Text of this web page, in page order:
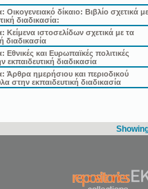
δίκαιο: Βιβλίο σχετικά με
διαδικασία:
ιστοσελίδων σχετικά με τα
διαδικασία
και Ευρωπαϊκές πολιτικές
εκπαιδευτική διαδικασία
Άρθρα ημερήσιου και περιοδικού
στην εκπαιδευτική διαδικασία